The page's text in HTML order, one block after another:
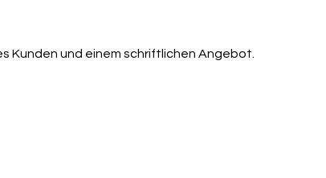
Kunden und einem schriftlichen Angebot.